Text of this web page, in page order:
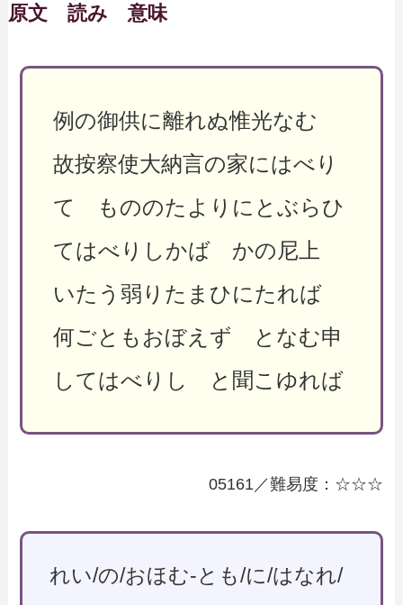
原文 読み 意味
例の御供に離れぬ惟光なむ
故按察使大納言の家にはべり
て もののたよりにとぶらひ
てはべりしかば かの尼上
いたう弱りたまひにたれば
何ごともおぼえず となむ申
してはべりし と聞こゆれば
05161／難易度：☆☆☆
れい/の/おほむ-とも/に/はなれ/